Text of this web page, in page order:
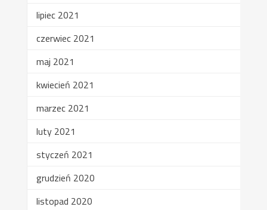
lipiec 2021
czerwiec 2021
maj 2021
kwiecień 2021
marzec 2021
luty 2021
styczeń 2021
grudzień 2020
listopad 2020